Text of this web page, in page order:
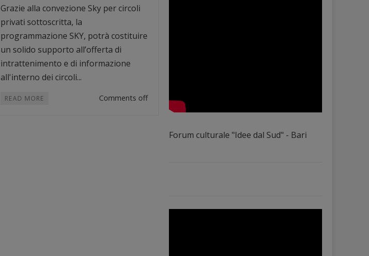
Grazie alla convezione Sky per circoli
privati sottoscritta, la
programmazione SKY, potrà costituire
un solido supporto all’offerta di
intrattenimento e di informazione
all'interno dei circoli...
READ MORE Comments off
Forum culturale "Idee dal Sud" - Bari